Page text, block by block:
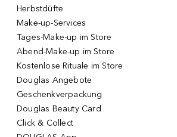
Herbstdüfte
Make-up-Services
Tages-Make-up im Store
Abend-Make-up im Store
Kostenlose Rituale im Store
Douglas Angebote
Geschenkverpackung
Douglas Beauty Card
Click & Collect